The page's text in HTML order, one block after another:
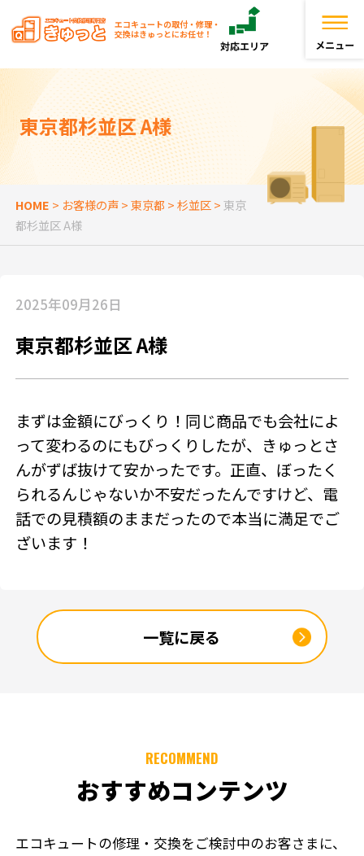
トップページ
きゅっとが選ばれる理由
エコキュートを探す
お役立ち情報
お客様の声
よくある質問
エコキュートの取付・修理・
交換はきゅっとにお任せ！
東京都杉並区 A様
HOME > お客様の声>東京都 >杉並区>東京
都杉並区 A様
2025年09月26日
東京都杉並区 A様
まずは金額にびっくり！同じ商品でも会社によ
って変わるのにもびっくりしたが、きゅっとさ
んがずば抜けて安かったです。正直、ぼったく
られるんじゃないか不安だったんですけど、電
話での見積額のままだったので本当に満足でご
ざいます！
一覧に戻る
RECOMMEND
おすすめコンテンツ
エコキュートの修理・交換をご検討中のお客さまに、